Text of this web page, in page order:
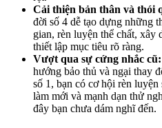
Cải thiện bản thân và thói
đời số 4 dễ tạo dựng những
gian, rèn luyện thể chất, xây
thiết lập mục tiêu rõ ràng.
Vượt qua sự cứng nhắc cũ:
hướng bảo thủ và ngại thay
số 1, bạn có cơ hội rèn
làm mới và mạnh dạn thử
đây bạn chưa dám nghĩ đến.